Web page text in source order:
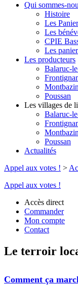
Qui sommes-
Histoire
Les
Les
CPIE
Les
Les producteurs
Balaruc-
Montbazin
Poussan
Les villages de
Balaruc-
Montbazin
Poussan
Actualités
Appel aux votes ! >
Appel aux votes !
Accès direct
Commander
Mon compte
Contact
Le terroir
Comment ça